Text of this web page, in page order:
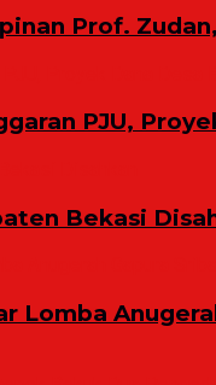
Prof.
PJU,
Bekasi
Lomba